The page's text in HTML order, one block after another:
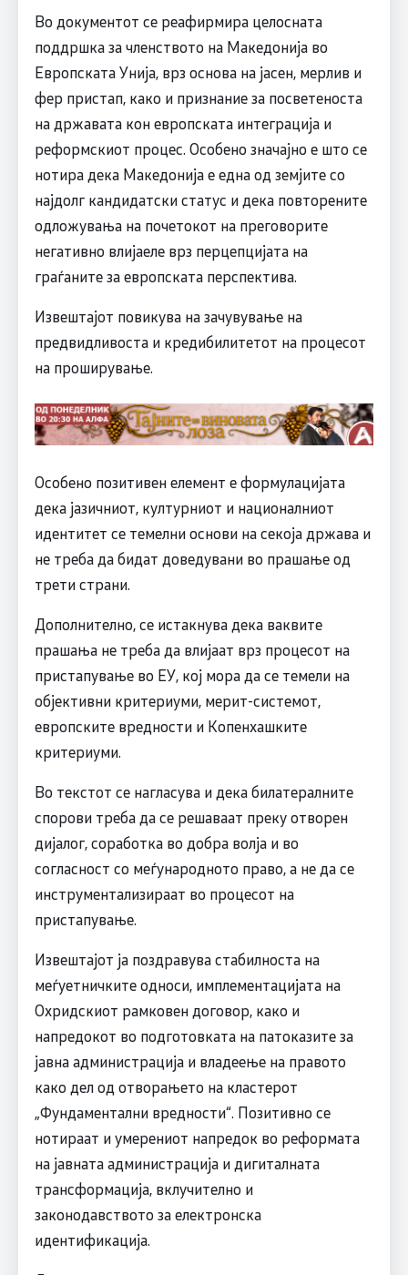
Во документот се реафирмира целосната
поддршка за членството на Македонија во
Европската Унија, врз основа на јасен, мерлив и
фер пристап, како и признание за посветеноста
на државата кон европската интеграција и
реформскиот процес. Особено значајно е што се
нотира дека Македонија е една од земјите со
најдолг кандидатски статус и дека повторените
одложувања на почетокот на преговорите
негативно влијаеле врз перцепцијата на
граѓаните за европската перспектива.
Извештајот повикува на зачувување на
предвидливоста и кредибилитетот на процесот
на проширување.
Особено позитивен елемент е формулацијата
дека јазичниот, културниот и националниот
идентитет се темелни основи на секоја држава и
не треба да бидат доведувани во прашање од
трети страни.
Дополнително, се истакнува дека ваквите
прашања не треба да влијаат врз процесот на
пристапување во ЕУ, кој мора да се темели на
објективни критериуми, мерит-системот,
европските вредности и Копенхашките
критериуми.
Во текстот се нагласува и дека билатералните
спорови треба да се решаваат преку отворен
дијалог, соработка во добра волја и во
согласност со меѓународното право, а не да се
инструментализираат во процесот на
пристапување.
Извештајот ја поздравува стабилноста на
меѓуетничките односи, имплементацијата на
Охридскиот рамковен договор, како и
напредокот во подготовката на патоказите за
јавна администрација и владеење на правото
како дел од отворањето на кластерот
„Фундаментални вредности“. Позитивно се
нотираат и умерениот напредок во реформата
на јавната администрација и дигиталната
трансформација, вклучително и
законодавството за електронска
идентификација.